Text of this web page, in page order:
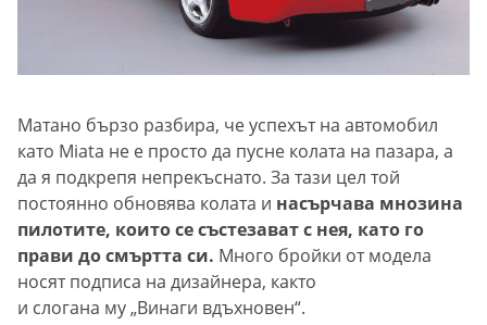
Матано бързо разбира, че успехът на автомобил
като Miata не е просто да пусне колата на пазара, а
да я подкрепя непрекъснато. За тази цел той
постоянно обновява колата и насърчава мнозина
пилотите, които се състезават с нея, като го
прави до смъртта си. Много бройки от модела
носят подписа на дизайнера, както
и слогана му „Винаги вдъхновен“.